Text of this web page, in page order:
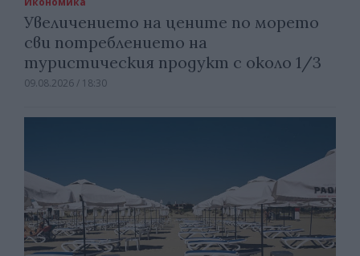
Увеличението на цените по морето
сви потреблението на
туристическия продукт с около 1/3
09.08.2026 / 18:30